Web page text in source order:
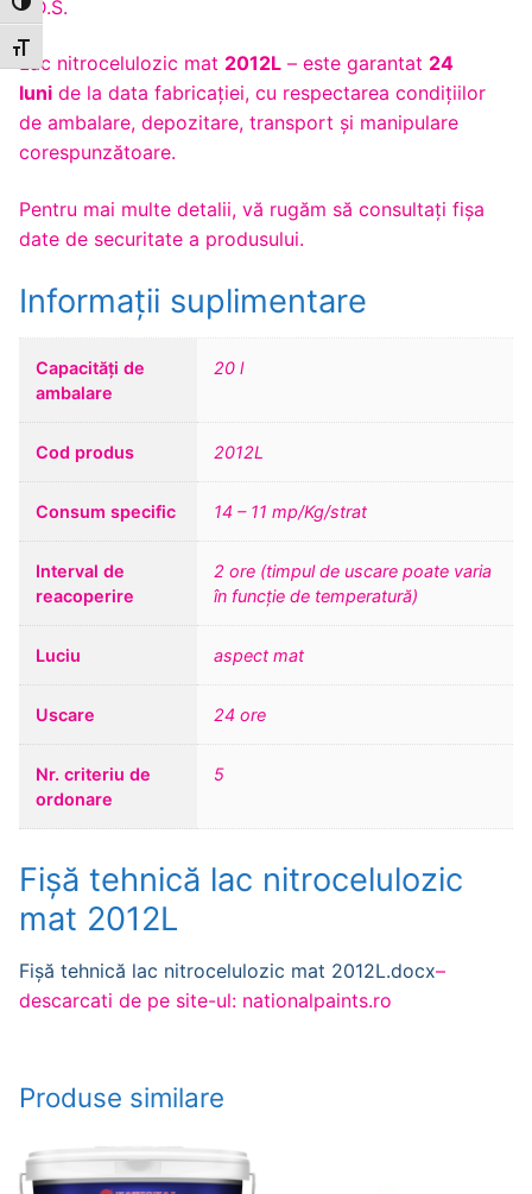
Toggle High Contrast
Toggle Font size
F.D.S.
Lac nitrocelulozic mat 2012L – este garantat 24
luni de la data fabricației, cu respectarea condițiilor
de ambalare, depozitare, transport și manipulare
corespunzătoare.
Pentru mai multe detalii, vă rugăm să consultaţi fişa
date de securitate a produsului.
Informații suplimentare
Capacități de
ambalare
20 l
Cod produs 2012L
Consum specific 14 – 11 mp/Kg/strat
Interval de
reacoperire
2 ore (timpul de uscare poate varia
în funcție de temperatură)
Luciu aspect mat
Uscare 24 ore
Nr. criteriu de
ordonare
5
Fișă tehnică lac nitrocelulozic
mat 2012L
Fișă tehnică lac nitrocelulozic mat 2012L.docx–
descarcati de pe site-ul: nationalpaints.ro
Produse similare